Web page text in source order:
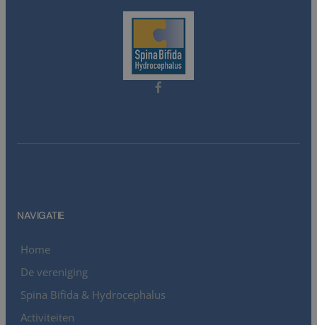
ONZE
NAVIGATIE
Home
De vereniging
Spina Bifida & Hydrocephalus
Activiteiten